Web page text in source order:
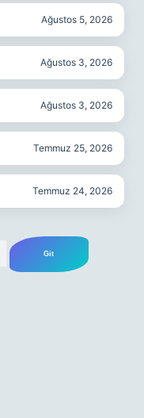
Ağustos 5, 2026
Ağustos 3, 2026
Ağustos 3, 2026
Temmuz 25, 2026
Temmuz 24, 2026